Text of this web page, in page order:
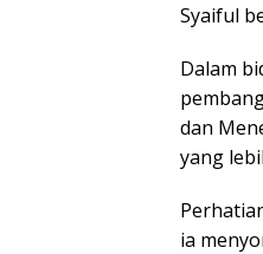
Syaiful
Dalam
dan
yang
ia